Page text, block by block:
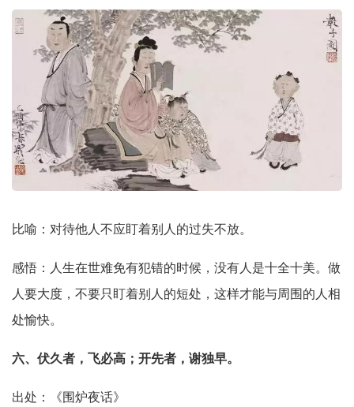
比喻：对待他人不应盯着别人的过失不放。
感悟：人生在世难免有犯错的时候，没有人是十全十美。做
人要大度，不要只盯着别人的短处，这样才能与周围的人相
处愉快。
六、伏久者，飞必高；开先者，谢独早。
出处：《围炉夜话》